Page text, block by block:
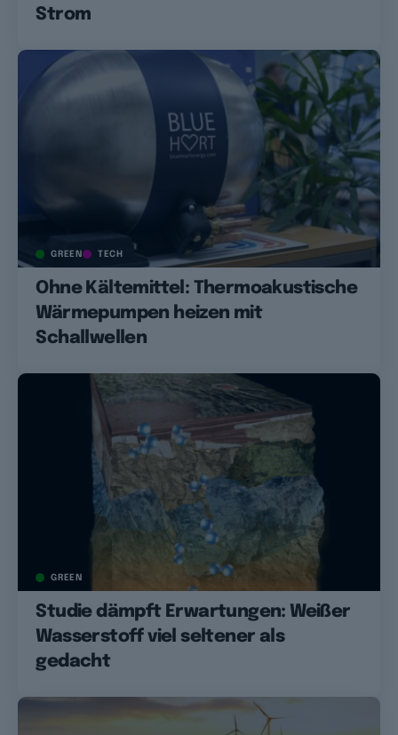
Strom
GREEN TECH
Ohne Kältemittel: Thermoakustische
Wärmepumpen heizen mit
Schallwellen
GREEN
Studie dämpft Erwartungen: Weißer
Wasserstoff viel seltener als
gedacht